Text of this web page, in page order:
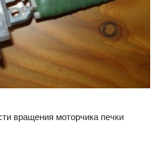
вращения моторчика печки